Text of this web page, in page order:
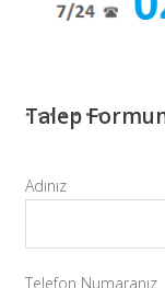
Talep
Adınız
Telefon Numaranız